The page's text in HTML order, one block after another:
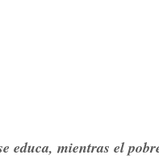
educa, mientras el